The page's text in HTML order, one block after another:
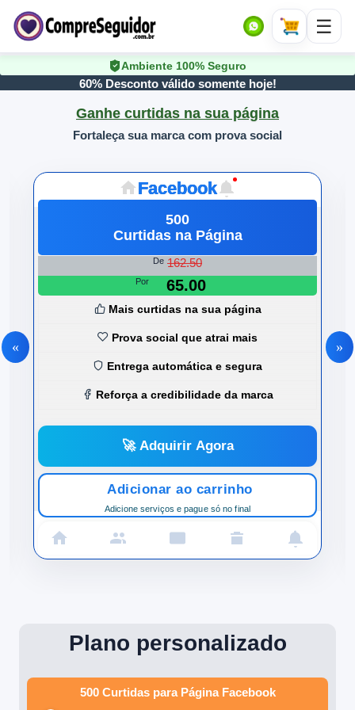
Ambiente 100% Seguro
60% Desconto válido somente hoje!
Ganhe curtidas na sua página
Fortaleça sua marca com prova social
Facebook
500
Curtidas na Página
De 162.50
Por 65.00
Mais curtidas na sua página
Prova social que atrai mais
Entrega automática e segura
Reforça a credibilidade da marca
🚀 Adquirir Agora
Adicionar ao carrinho
Adicione serviços e pague só no final
Plano personalizado
500 Curtidas para Página Facebook